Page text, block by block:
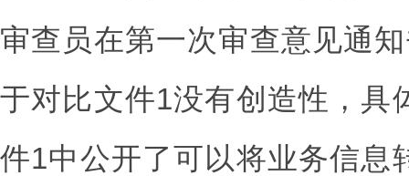
审查员在第一次审查意见通
于对比文件1没有创造性，具
件1中公开了可以将业务信息